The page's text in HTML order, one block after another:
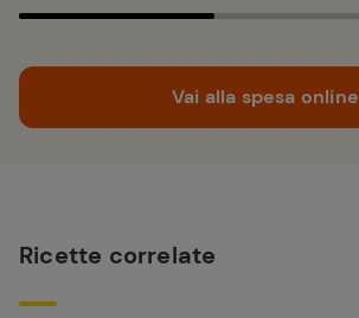
Vai alla spesa online
Ricette correlate